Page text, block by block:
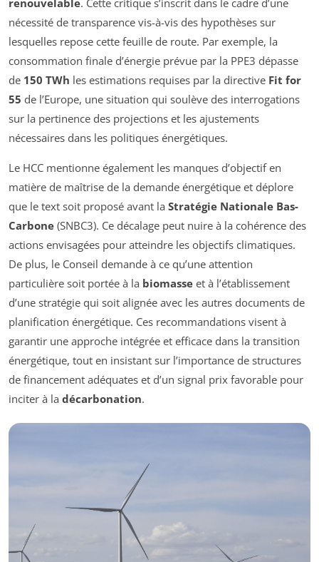
renouvelable. Cette critique s’inscrit dans le cadre d’une
nécessité de transparence vis-à-vis des hypothèses sur
lesquelles repose cette feuille de route. Par exemple, la
consommation finale d’énergie prévue par la PPE3 dépasse
de 150 TWh les estimations requises par la directive Fit for
55 de l’Europe, une situation qui soulève des interrogations
sur la pertinence des projections et les ajustements
nécessaires dans les politiques énergétiques.
Le HCC mentionne également les manques d’objectif en
matière de maîtrise de la demande énergétique et déplore
que le text soit proposé avant la Stratégie Nationale Bas-
Carbone (SNBC3). Ce décalage peut nuire à la cohérence des
actions envisagées pour atteindre les objectifs climatiques.
De plus, le Conseil demande à ce qu’une attention
particulière soit portée à la biomasse et à l’établissement
d’une stratégie qui soit alignée avec les autres documents de
planification énergétique. Ces recommandations visent à
garantir une approche intégrée et efficace dans la transition
énergétique, tout en insistant sur l’importance de structures
de financement adéquates et d’un signal prix favorable pour
inciter à la décarbonation.